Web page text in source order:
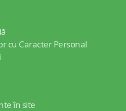
cu Caracter Personal
în site